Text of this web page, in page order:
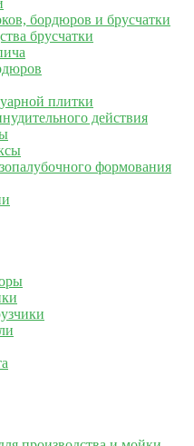
бордюров и брусчатки
брусчатки
плитки
действия
формования